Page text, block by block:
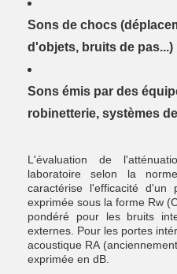
Sons de chocs
d'objets, bruits de pas...)
Sons émis par des
robinetterie, systèmes
L'évaluation de
laboratoire selon la
caractérise l'efficacité d'un
exprimée sous la forme Rw
pondéré pour les bruits
externes. Pour les portes
acoustique RA
exprimée en dB.